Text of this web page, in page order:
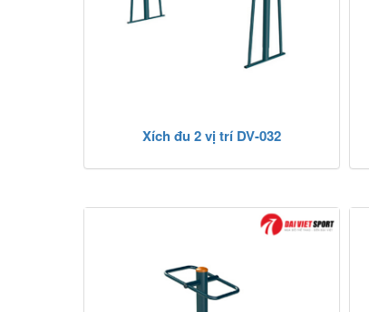
Xích đu 2 vị trí DV-032